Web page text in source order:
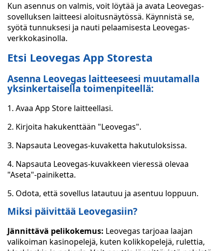
Kun asennus on valmis, voit löytää ja avata Leovegas-
sovelluksen laitteesi aloitusnäytössä. Käynnistä se,
syötä tunnuksesi ja nauti pelaamisesta Leovegas-
verkkokasinolla.
Etsi Leovegas App Storesta
Asenna Leovegas laitteeseesi muutamalla
yksinkertaisella toimenpiteellä:
1. Avaa App Store laitteellasi.
2. Kirjoita hakukenttään "Leovegas".
3. Napsauta Leovegas-kuvaketta hakutuloksissa.
4. Napsauta Leovegas-kuvakkeen vieressä olevaa
"Aseta"-painiketta.
5. Odota, että sovellus latautuu ja asentuu loppuun.
Miksi päivittää Leovegasiin?
Jännittävä pelikokemus: Leovegas tarjoaa laajan
valikoiman kasinopelejä, kuten kolikkopelejä, rulettia,